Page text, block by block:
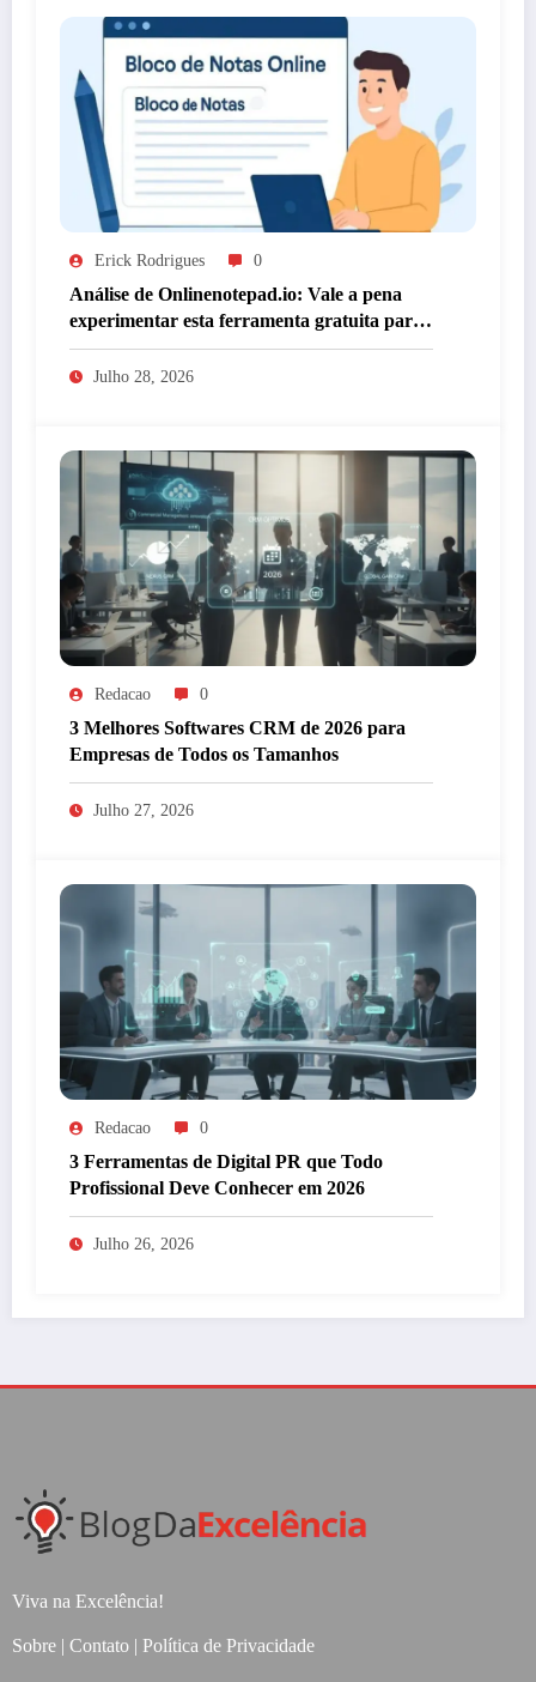
Erick Rodrigues 0
Análise de Onlinenotepad.io: Vale a pena
experimentar esta ferramenta gratuita para
anotações?
Julho 28, 2026
Redacao 0
3 Melhores Softwares CRM de 2026 para
Empresas de Todos os Tamanhos
Julho 27, 2026
Redacao 0
3 Ferramentas de Digital PR que Todo
Profissional Deve Conhecer em 2026
Julho 26, 2026
Viva na Excelência!
Sobre | Contato | Política de Privacidade